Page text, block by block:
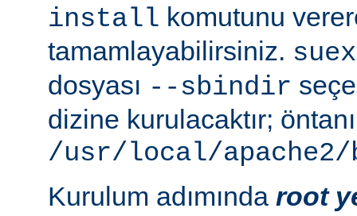
install komutunu
tamamlayabilirsiniz.
dosyası --sbindir
dizine kurulacaktır;
/usr/local/
Kurulum adımında root